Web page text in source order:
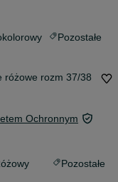
Pozostałe
różowe rozm 37/38
Ochronnym
Pozostałe